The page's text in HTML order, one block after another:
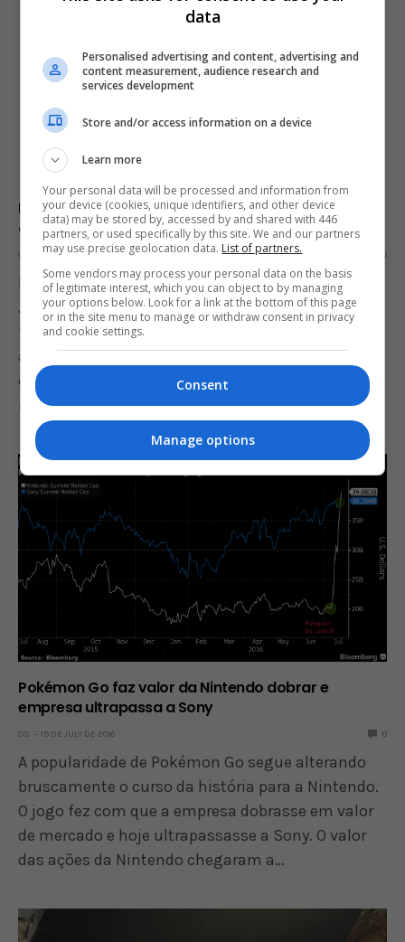
Pokémon Go sai no Japão amanhã com patrocínio
do McDonald’s
OS 19 DE JULY DE 2016 0
Pokémon Go deve finalmente ser lançado no
Japão nesta quarta-feira, 20 de julho, segundo
fontes do site Tech Crunch. O lançamento será
apoiado pela primeira parceria do jogo com uma
empresa, o McDonald’s. Cerca de 3 mil
restaurantes do McDonald’s…
Pokémon Go faz valor da Nintendo dobrar e
empresa ultrapassa a Sony
OS 19 DE JULY DE 2016 0
A popularidade de Pokémon Go segue alterando
bruscamente o curso da história para a Nintendo.
O jogo fez com que a empresa dobrasse em valor
de mercado e hoje ultrapassasse a Sony. O valor
das ações da Nintendo chegaram a…
data
Personalised advertising and content, advertising and
content measurement, audience research and
services development
Store and/or access information on a device
Learn more
Your personal data will be processed and information from
your device (cookies, unique identifiers, and other device
data) may be stored by, accessed by and shared with 446
partners, or used specifically by this site. We and our partners
may use precise geolocation data. List of partners.
Some vendors may process your personal data on the basis
of legitimate interest, which you can object to by managing
your options below. Look for a link at the bottom of this page
or in the site menu to manage or withdraw consent in privacy
and cookie settings.
Consent
Manage options